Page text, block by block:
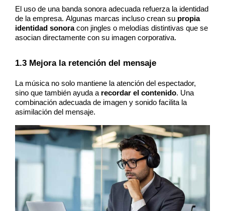
El uso de una banda sonora adecuada refuerza la identidad
de la empresa. Algunas marcas incluso crean su propia
identidad sonora con jingles o melodías distintivas que se
asocian directamente con su imagen corporativa.
1.3 Mejora la retención del mensaje
La música no solo mantiene la atención del espectador,
sino que también ayuda a recordar el contenido. Una
combinación adecuada de imagen y sonido facilita la
asimilación del mensaje.